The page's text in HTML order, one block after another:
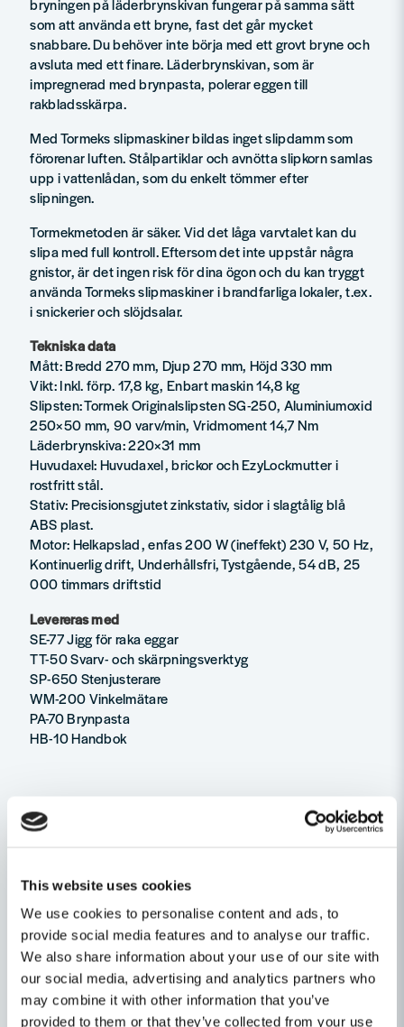
This website uses cookies
We use cookies to personalise content and ads, to
provide social media features and to analyse our traffic.
We also share information about your use of our site with
our social media, advertising and analytics partners who
may combine it with other information that you’ve
provided to them or that they’ve collected from your use
bryningen på läderbrynskivan fungerar på samma sätt
som att använda ett bryne, fast det går mycket
snabbare. Du behöver inte börja med ett grovt bryne och
avsluta med ett finare. Läderbrynskivan, som är
impregnerad med brynpasta, polerar eggen till
rakbladsskärpa.
Med Tormeks slipmaskiner bildas inget slipdamm som
förorenar luften. Stålpartiklar och avnötta slipkorn samlas
upp i vattenlådan, som du enkelt tömmer efter
slipningen.
Tormekmetoden är säker. Vid det låga varvtalet kan du
slipa med full kontroll. Eftersom det inte uppstår några
gnistor, är det ingen risk för dina ögon och du kan tryggt
använda Tormeks slipmaskiner i brandfarliga lokaler, t.ex.
i snickerier och slöjdsalar.
Tekniska data
Mått: Bredd 270 mm, Djup 270 mm, Höjd 330 mm
Vikt: Inkl. förp. 17,8 kg, Enbart maskin 14,8 kg
Slipsten: Tormek Originalslipsten SG-250, Aluminiumoxid
250×50 mm, 90 varv/min, Vridmoment 14,7 Nm
Läderbrynskiva: 220×31 mm
Huvudaxel: Huvudaxel, brickor och EzyLock­mutter i
rostfritt stål.
Stativ: Precisionsgjutet zinkstativ, sidor i slagtålig blå
ABS plast.
Motor: Helkapslad, enfas 200 W (ineffekt) 230 V, 50 Hz,
Kontinuerlig drift, Underhållsfri, Tystgående, 54 dB, 25
000 timmars driftstid
Levereras med
SE-77 Jigg för raka eggar
TT-50 Svarv- och skärpningsverktyg
SP-650 Stenjusterare
WM-200 Vinkelmätare
PA-70 Brynpasta
HB-10 Handbok